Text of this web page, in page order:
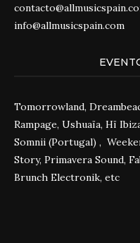
info@allmusicspain.com
Tomorrowland,
Rampage, Ushuaïa, Hï
Somnii (Portugal) ,
Story, Primavera Sound,
Brunch Electronik, etc